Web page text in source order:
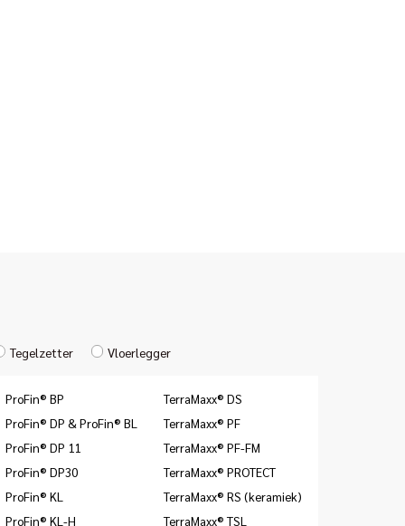
Tegelzetter Vloerlegger
ProFin® BP
ProFin® DP & ProFin® BL
ProFin® DP 11
ProFin® DP30
ProFin® KL
ProFin® KL-H
TerraMaxx® DS
TerraMaxx® PF
TerraMaxx® PF-FM
TerraMaxx® PROTECT
TerraMaxx® RS (keramiek)
TerraMaxx® TSL